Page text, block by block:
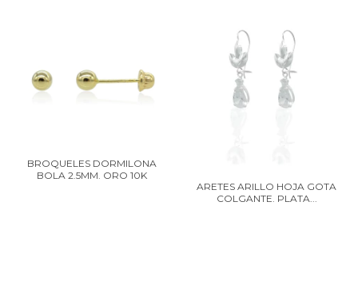
BROQUELES DORMILONA
BOLA 2.5MM. ORO 10K
ARETES ARILLO HOJA GOTA
COLGANTE. PLATA...